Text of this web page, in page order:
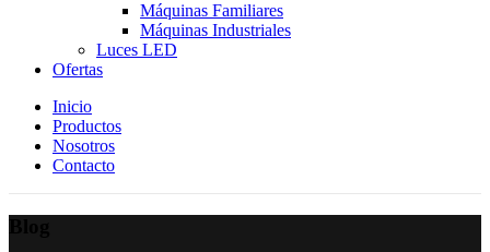
Máquinas Familiares
Máquinas Industriales
Luces LED
Ofertas
Inicio
Productos
Nosotros
Contacto